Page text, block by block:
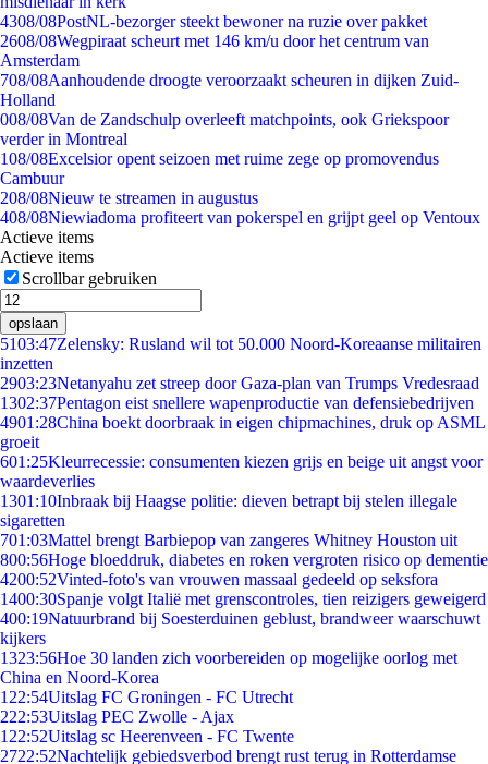
4308/08PostNL-bezorger steekt bewoner na ruzie over pakket
2608/08Wegpiraat scheurt met 146 km/u door het centrum van
Amsterdam
708/08Aanhoudende droogte veroorzaakt scheuren in dijken Zuid-
Holland
008/08Van de Zandschulp overleeft matchpoints, ook Griekspoor
verder in Montreal
108/08Excelsior opent seizoen met ruime zege op promovendus
Cambuur
208/08Nieuw te streamen in augustus
408/08Niewiadoma profiteert van pokerspel en grijpt geel op Ventoux
Actieve items
Actieve items
Scrollbar gebruiken
opslaan
5103:47Zelensky: Rusland wil tot 50.000 Noord-Koreaanse militairen
inzetten
2903:23Netanyahu zet streep door Gaza-plan van Trumps Vredesraad
1302:37Pentagon eist snellere wapenproductie van defensiebedrijven
4901:28China boekt doorbraak in eigen chipmachines, druk op ASML
groeit
601:25Kleurrecessie: consumenten kiezen grijs en beige uit angst voor
waardeverlies
1301:10Inbraak bij Haagse politie: dieven betrapt bij stelen illegale
sigaretten
701:03Mattel brengt Barbiepop van zangeres Whitney Houston uit
800:56Hoge bloeddruk, diabetes en roken vergroten risico op dementie
4200:52Vinted-foto's van vrouwen massaal gedeeld op seksfora
1400:30Spanje volgt Italië met grenscontroles, tien reizigers geweigerd
400:19Natuurbrand bij Soesterduinen geblust, brandweer waarschuwt
kijkers
1323:56Hoe 30 landen zich voorbereiden op mogelijke oorlog met
China en Noord-Korea
1 22:54Uitslag FC Groningen - FC Utrecht
222:53Uitslag PEC Zwolle - Ajax
1 22:52Uitslag sc Heerenveen - FC Twente
2722:52Nachtelijk gebiedsverbod brengt rust terug in Rotterdamse